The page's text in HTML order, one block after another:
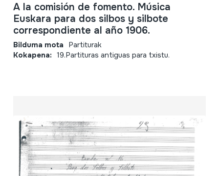
A la comisión de fomento. Música
Euskara para dos silbos y silbote
correspondiente al año 1906.
Bilduma mota Partiturak
Kokapena: 19.Partituras antiguas para txistu.